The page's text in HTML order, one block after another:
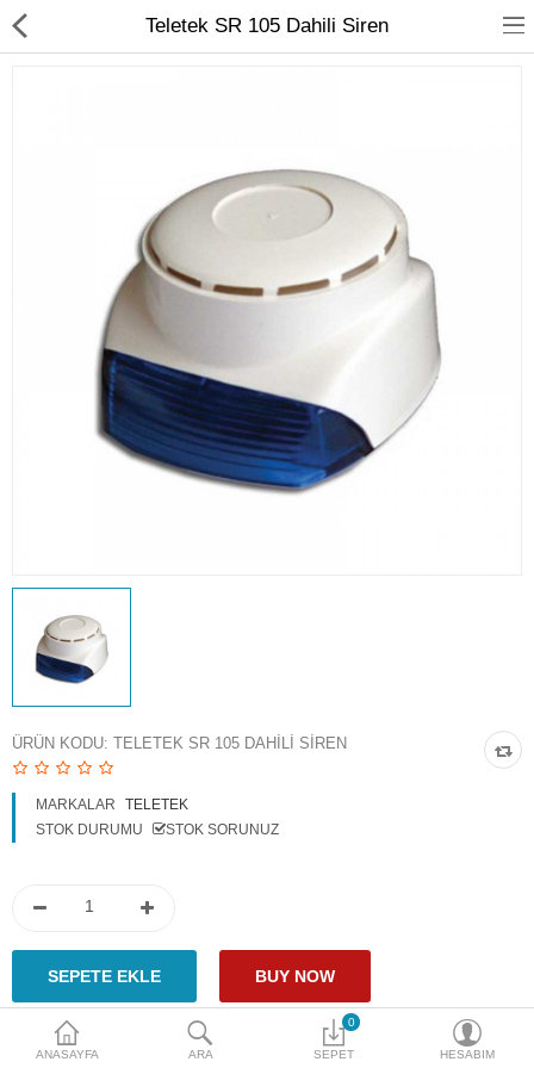
Kayıt Cihazları
Mobil Ürünler
Hırsız Alarm Sistemleri
Yangın Alarm Sistemleri
PDKS Sistemleri
Aksesuarlar
Plaka Tanıma Sistemi
Ürün Güvenlik Sistemleri
Aksiyon Kameraları
Karşılaştır
Para Birimi
ANASAYFA ARA
0
SEPET HESABIM
Teletek SR 105 Dahili Siren
ÜRÜN KODU: TELETEK SR 105 DAHILI SIREN
MARKALAR
TELETEK
STOK DURUMU
STOK SORUNUZ
Paylaş